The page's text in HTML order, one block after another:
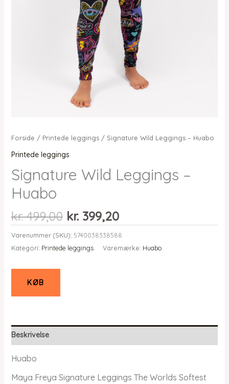
Forside / Printede leggings/ Signature Wild Leggings – Huabo
Printede leggings
Signature Wild Leggings –
Huabo
kr.499,00 Den
oprindelige
pris
var:
kr.399,20Den
aktuelle
pris
er:
Varenummer (SKU): 5740038338588
Kategori: Printede leggings Varemærke: Huabo
KØB
Beskrivelse
Huabo
Maya Freya Signature Leggings The Worlds Softest